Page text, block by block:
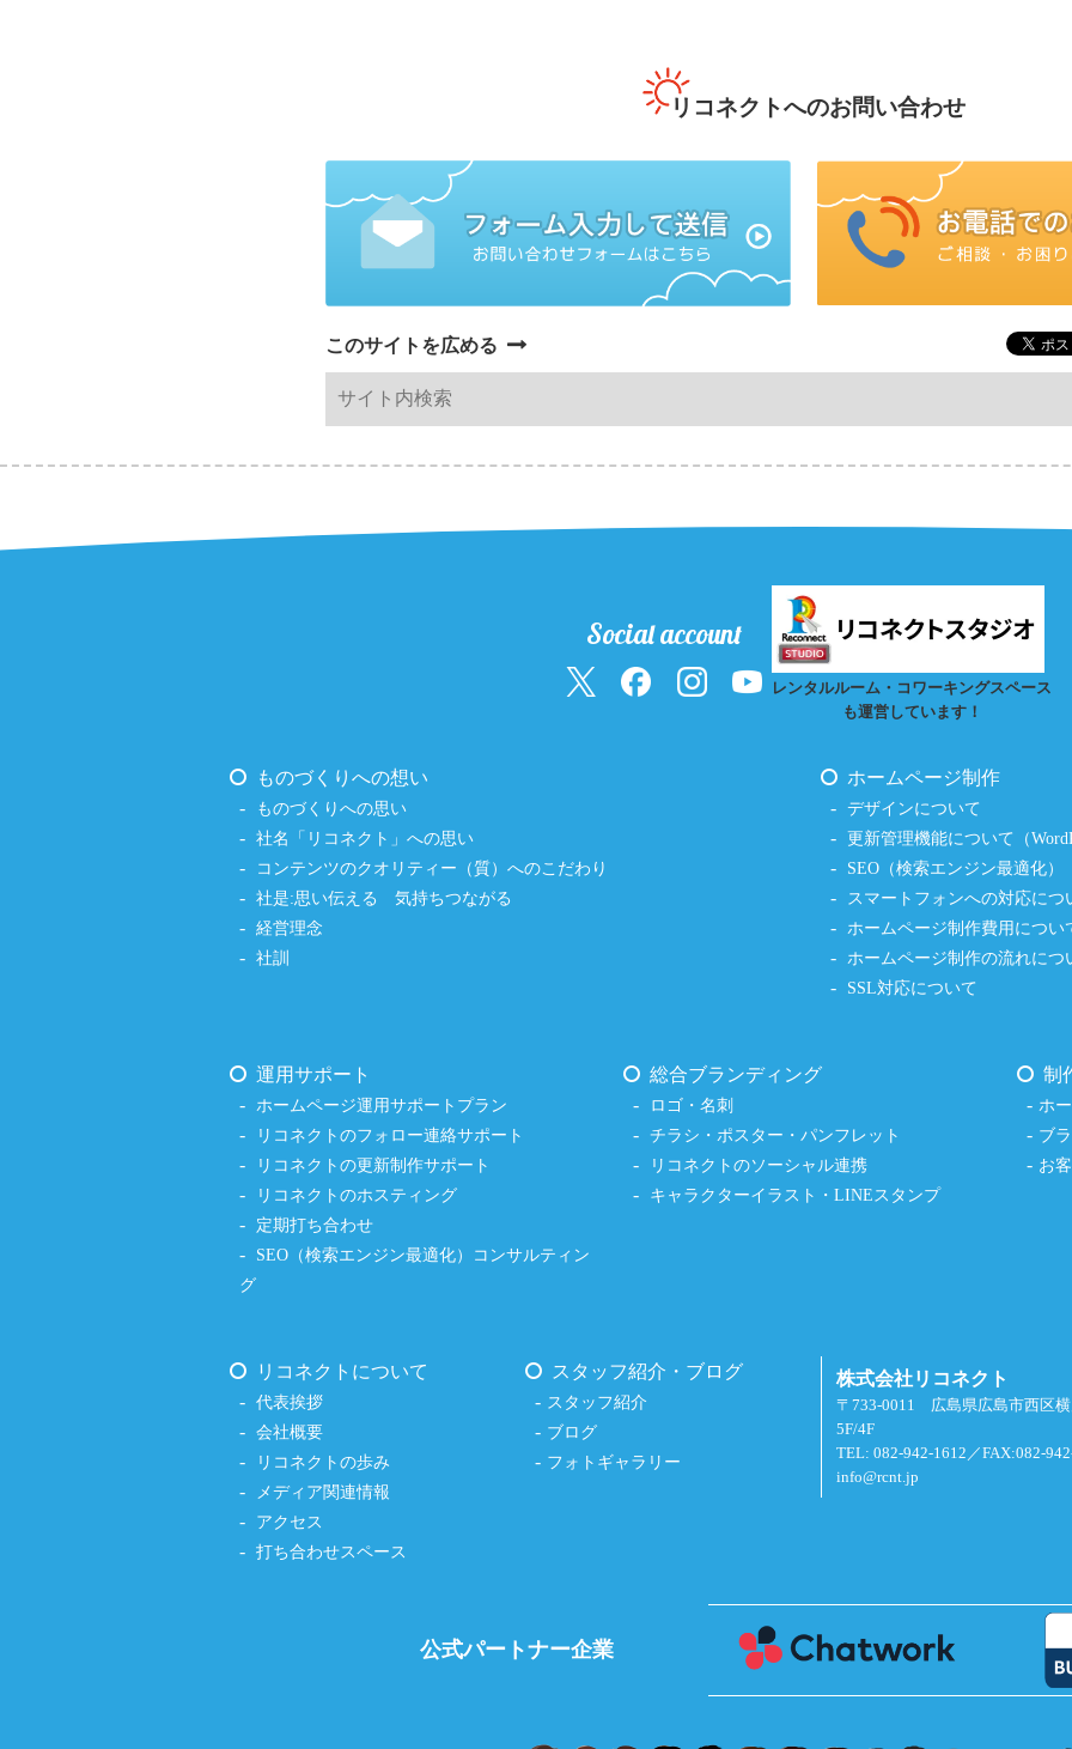
リコネクトへのお問い合わせ
このサイトを広める
Social account
レンタルルーム・コワーキングスペース
も運営しています！
ものづくりへの想い
ものづくりへの思い
社名「リコネクト」への思い
コンテンツのクオリティー（質）へのこだわり
社是:思い伝える 気持ちつながる
経営理念
社訓
ホームページ制作
デザインについて
更新管理機能について（
SEO（検索エンジン最適化）
スマートフォンへの対応につ
ホームページ制作費用につい
ホームページ制作の流れにつ
SSL対応について
運用サポート
ホームページ運用サポートプラン
リコネクトのフォロー連絡サポート
リコネクトの更新制作サポート
リコネクトのホスティング
定期打ち合わせ
SEO（検索エンジン最適化）コンサルティン
グ
総合ブランディング
ロゴ・名刺
チラシ・ポスター・パンフレット
リコネクトのソーシャル連携
キャラクターイラスト・LINEスタンプ
制
ホ
ブ
お
リコネクトについて
代表挨拶
会社概要
リコネクトの歩み
メディア関連情報
アクセス
打ち合わせスペース
スタッフ紹介・ブログ
スタッフ紹介
ブログ
フォトギャラリー
株式会社リコネクト
〒733-0011 広島県広島市西区
5F/4F
TEL: 082-942-1612／FAX:082-
info@rcnt.jp
公式パートナー企業